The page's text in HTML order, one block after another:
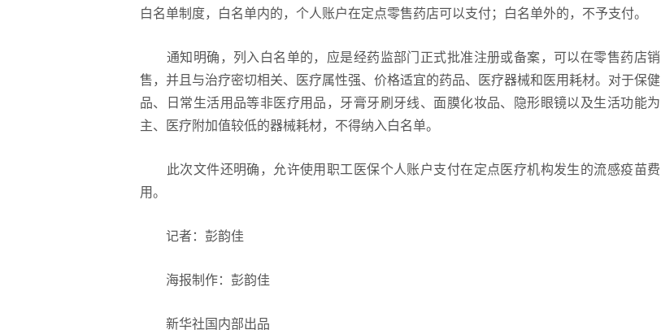
白名单制度，白名单内的，个人账户在定点零售药店可以支付；白名单外的，不予支付。
通知明确，列入白名单的，应是经药监部门正式批准注册或备案，可以在零售药店销
售，并且与治疗密切相关、医疗属性强、价格适宜的药品、医疗器械和医用耗材。对于保健
品、日常生活用品等非医疗用品，牙膏牙刷牙线、面膜化妆品、隐形眼镜以及生活功能为
主、医疗附加值较低的器械耗材，不得纳入白名单。
此次文件还明确，允许使用职工医保个人账户支付在定点医疗机构发生的流感疫苗费
用。
记者：彭韵佳
海报制作：彭韵佳
新华社国内部出品